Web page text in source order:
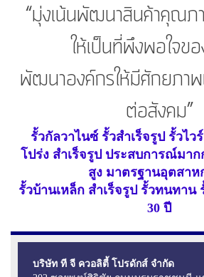
“มุ่งเน้นพัฒนาสินค้าคุณภ
ให้เป็นที่พึงพอใจข
พัฒนาองค์กรให้มีศักยภา
ต่อสังคม”
รั้วกัลวาไนซ์ รั้วสำเร็จรูป รั้วไว
โปร่ง สำเร็จรูป ประสบการณ์มา
สูง มาตรฐานอุตสาห
รั้วบ้านเหล็ก สำเร็จรูป รั้วทนทาน
30 ปี
บริษัท ที จี ควอลิตี้ โปรดักส์ จำกัด